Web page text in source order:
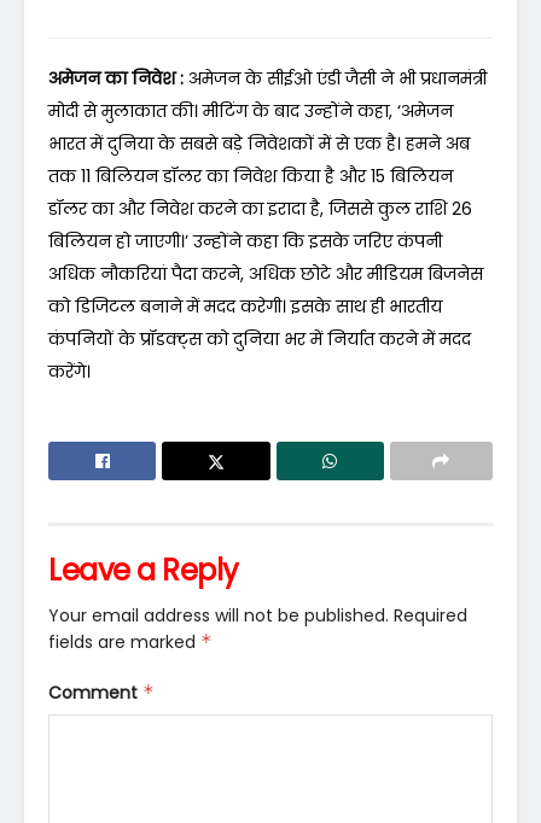
अमेजन का निवेश : अमेजन के सीईओ एंडी जैसी ने भी प्रधानमंत्री
मोदी से मुलाकात की। मीटिंग के बाद उन्होंने कहा, ‘अमेजन
भारत में दुनिया के सबसे बड़े निवेशकों में से एक है। हमने अब
तक 11 बिलियन डॉलर का निवेश किया है और 15 बिलियन
डॉलर का और निवेश करने का इरादा है, जिससे कुल राशि 26
बिलियन हो जाएगी।’ उन्होंने कहा कि इसके जरिए कंपनी
अधिक नौकरियां पैदा करने, अधिक छोटे और मीडियम बिजनेस
को डिजिटल बनाने में मदद करेगी। इसके साथ ही भारतीय
कंपनियों के प्रॉडक्ट्स को दुनिया भर में निर्यात करने में मदद
करेंगे।
Leave a Reply
Your email address will not be published. Required
fields are marked *
Comment *